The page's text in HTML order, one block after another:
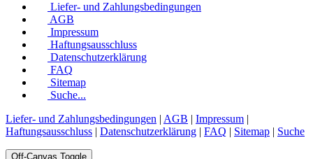
Liefer- und Zahlungsbedingungen
AGB
Impressum
Haftungsausschluss
Datenschutzerklärung
FAQ
Sitemap
Suche...
Liefer- und Zahlungsbedingungen | AGB | Impressum |
Haftungsausschluss | Datenschutzerklärung | FAQ | Sitemap | Suche
Off-Canvas Toggle